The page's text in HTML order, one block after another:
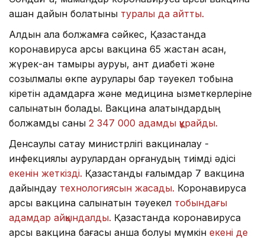
қашан дайын болатыны туралы да айтты.
Алдын ала болжамға сәйкес, Қазақстанда
коронавирусқа қарсы вакцина 65 жастан асқан,
жүрек-қан тамыры ауруы, қант диабеті және
созылмалы өкпе аурулары бар тәуекел тобына
кіретін адамдарға және медицина қызметкерлеріне
салынатын болады. Вакцина алатындардың
болжамды саны 2 347 000 адамды құрайды.
Денсаулық сақтау министрлігі вакциналау -
инфекциялық аурулардан қорғанудың тиімді әдісі
екенін жеткізді. Қазақстандық ғалымдар 7 вакцина
дайындау технологиясын жасады. Коронавирусқа
қарсы вакцина салынатын тәуекел тобындағы
адамдар айқындалды. Қазақстанда коронавирусқа
қарсы вакцина бағасы қанша болуы мүмкін екені де